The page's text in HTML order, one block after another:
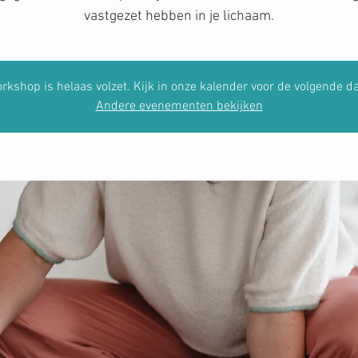
vastgezet hebben in je lichaam.
is helaas volzet. Kijk in onze kalender voor de volgende
Andere evenementen bekijken